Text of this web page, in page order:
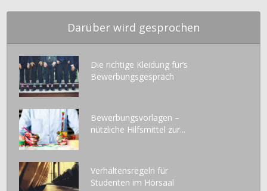
Darüber wird gesprochen
Die richtige Kleidung für’s
Bewerbungsgespräch
Bewerbungsvorlagen –
nützliche Hilfsmittel zur...
Verhaltensregeln für
Studenten im Hörsaal